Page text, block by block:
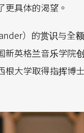
具体的渴望。
）的赏识与全
英格兰音乐学院
大学取得指挥博